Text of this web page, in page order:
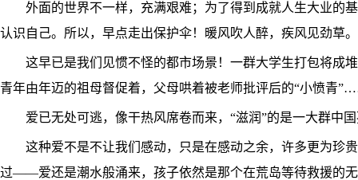
外面的世界不一样，充满艰难；为了得到成就人生大业的基
认识自己。所以，早点走出保护伞！暖风吹人醉，疾风见劲
这早已是我们见惯不怪的都市场景！一群大学生打包将成堆
青年由年迈的祖母督促着，父母哄着被老师批评后的“小愤青
爱已无处可逃，像干热风席卷而来，“滋润”的是一大群中
这种爱不是不让我们感动，只是在感动之余，许多更为珍贵
过――爱还是潮水般涌来，孩子依然是那个在荒岛等待救援的